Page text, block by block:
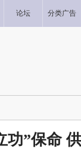
论坛 分类广告
功”保命